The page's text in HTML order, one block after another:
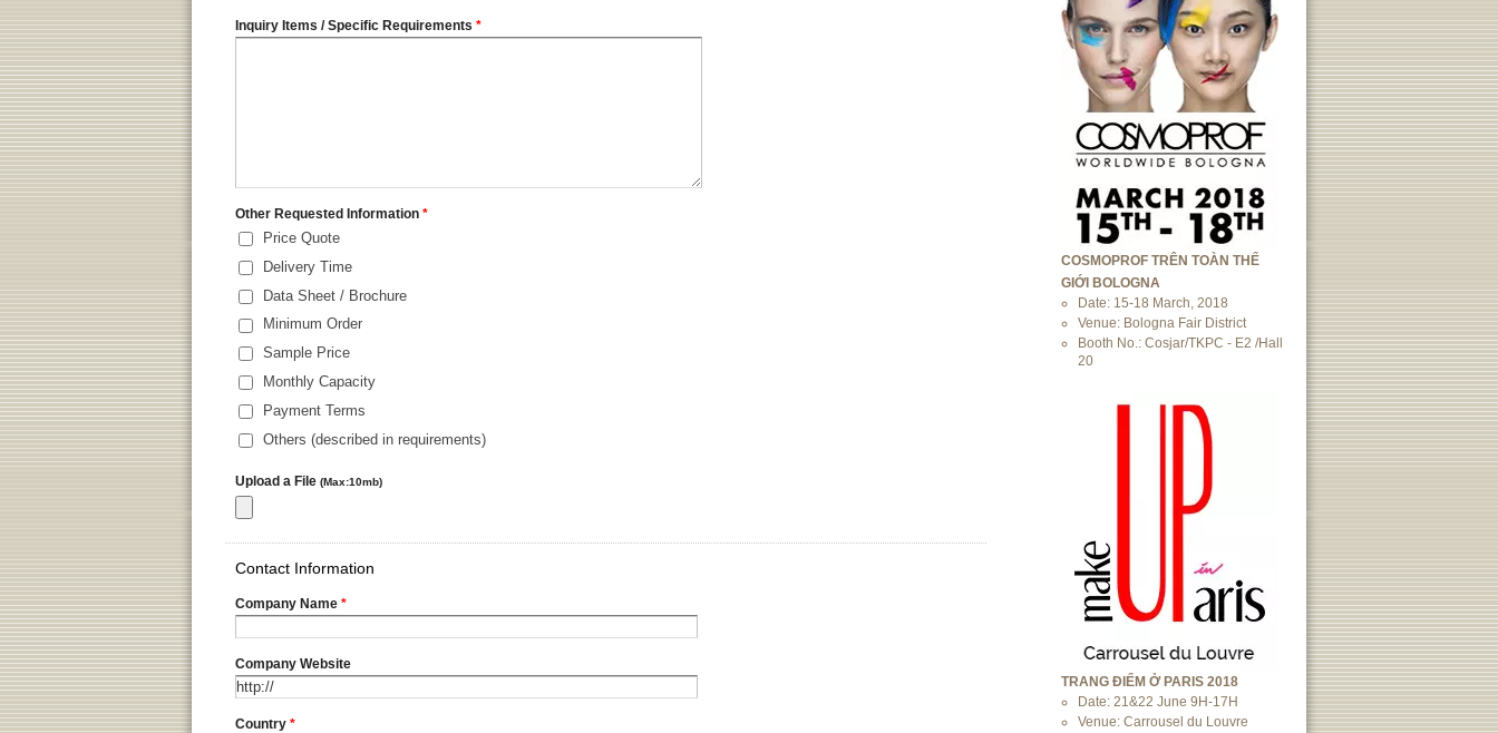
COSMOPROF TRÊN TOÀN THẾ
GIỚI BOLOGNA
Date: 15-18 March, 2018
Venue: Bologna Fair District
Booth No.: Cosjar/TKPC - E2 /Hall
20
TRANG ĐIỂM Ở PARIS 2018
Date: 21&22 June 9H-17H
Venue: Carrousel du Louvre